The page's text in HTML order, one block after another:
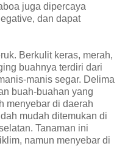
juga dipercaya
dan dapat
Berkulit keras, merah,
buahnya terdiri dari
manis segar. Delima
buah-buahan yang
menyebar di daerah
mudah ditemukan di
Tanaman ini
namun menyebar di